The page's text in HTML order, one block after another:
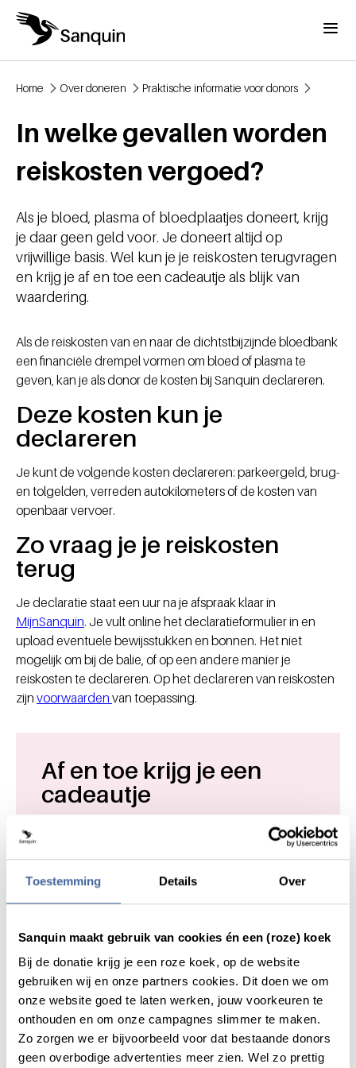
Toestemming Details Over
Sanquin maakt gebruik van cookies én een (roze) koek
Bij de donatie krijg je een roze koek, op de website
gebruiken wij en onze partners cookies. Dit doen we om
onze website goed te laten werken, jouw voorkeuren te
onthouden en om onze campagnes slimmer te maken.
Zo zorgen we er bijvoorbeeld voor dat bestaande donors
geen overbodige advertenties meer zien. Wel zo prettig
Overslaan en naar de inhoud gaan
Menu
Home Over doneren Praktische informatie voor donors
In welke gevallen worden
reiskosten vergoed?
Als je bloed, plasma of bloedplaatjes doneert, krijg
je daar geen geld voor. Je doneert altijd op
vrijwillige basis. Wel kun je je reiskosten terugvragen
en krijg je af en toe een cadeautje als blijk van
waardering.
Als de reiskosten van en naar de dichtstbijzijnde bloedbank
een financiële drempel vormen om bloed of plasma te
geven, kan je als donor de kosten bij Sanquin declareren.
Deze kosten kun je
declareren
Je kunt de volgende kosten declareren: parkeergeld, brug-
en tolgelden, verreden autokilometers of de kosten van
openbaar vervoer.
Zo vraag je je reiskosten
terug
Je declaratie staat een uur na je afspraak klaar in
MijnSanquin. Je vult online het declaratieformulier in en
upload eventuele bewijsstukken en bonnen. Het niet
mogelijk om bij de balie, of op een andere manier je
reiskosten te declareren. Op het declareren van reiskosten
zijn voorwaarden van toepassing.
Af en toe krijg je een
cadeautje
Als dank voor jouw donatie ontvang je bij je 3e en
5e donatie een verrassing via e-mail. Heb je voor
een cadeau uitzoeken. Deze wisselen
regelmatig.
Bekijk de cadeaus
Algemene informatie
Het zit in ons bloed. Geef om
elkaar.